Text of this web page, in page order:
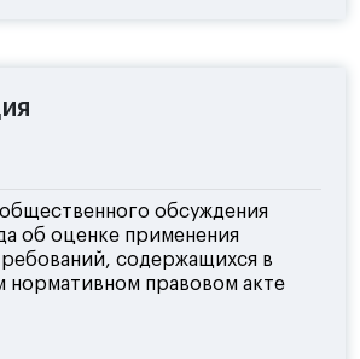
обсуждения
об оценке применения
содержащихся в
нормативном правовом акте